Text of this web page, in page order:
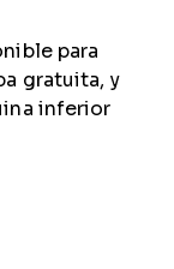
para
gratuita, y
inferior